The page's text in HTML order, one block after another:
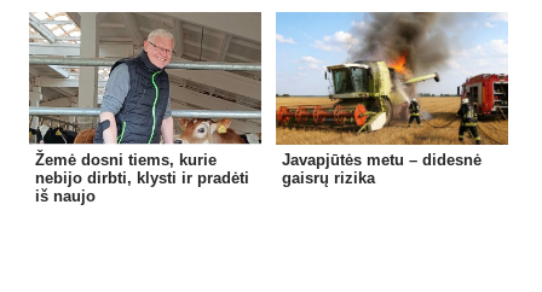
Žemė dosni tiems, kurie
nebijo dirbti, klysti ir pradėti
iš naujo
Javapjūtės metu – didesnė
gaisrų rizika